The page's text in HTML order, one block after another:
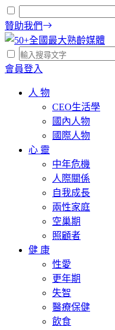
贊助我們
會員登入
人 物
CEO生活學
國內人物
國際人物
心 靈
中年危機
人際關係
自我成長
兩性家庭
空巢期
照顧者
健 康
性愛
更年期
失智
醫療保健
飲食